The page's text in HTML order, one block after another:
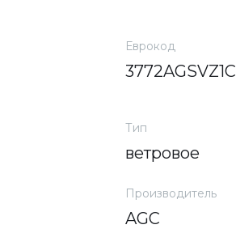
Еврокод
3772AGSVZ1C
Тип
ветровое
Производитель
AGC